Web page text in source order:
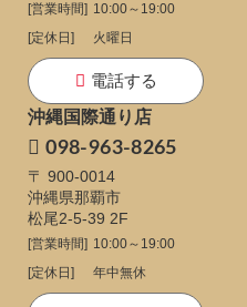
[営業時間] 10:00～19:00
[定休日]
火曜日
電話する
沖縄国際通り店
098-963-8265
〒 900-0014
沖縄県那覇市
松尾2-5-39 2F
[営業時間] 10:00～19:00
[定休日]
年中無休